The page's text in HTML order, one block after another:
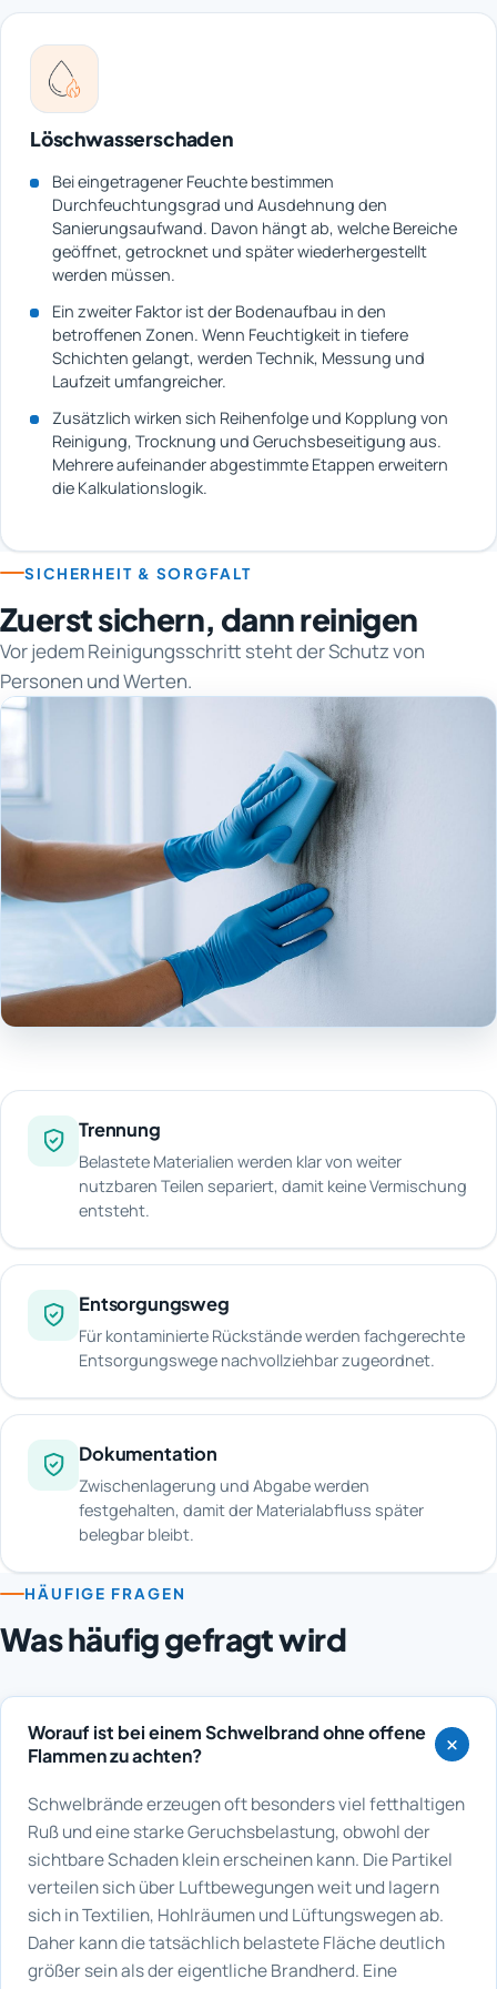
Löschwasserschaden
Bei eingetragener Feuchte bestimmen
Durchfeuchtungsgrad und Ausdehnung den
Sanierungsaufwand. Davon hängt ab, welche Bereiche
geöffnet, getrocknet und später wiederhergestellt
werden müssen.
Ein zweiter Faktor ist der Bodenaufbau in den
betroffenen Zonen. Wenn Feuchtigkeit in tiefere
Schichten gelangt, werden Technik, Messung und
Laufzeit umfangreicher.
Zusätzlich wirken sich Reihenfolge und Kopplung von
Reinigung, Trocknung und Geruchsbeseitigung aus.
Mehrere aufeinander abgestimmte Etappen erweitern
die Kalkulationslogik.
SICHERHEIT & SORGFALT
Zuerst sichern, dann reinigen
Vor jedem Reinigungsschritt steht der Schutz von
Personen und Werten.
Trennung
Belastete Materialien werden klar von weiter
nutzbaren Teilen separiert, damit keine Vermischung
entsteht.
Entsorgungsweg
Für kontaminierte Rückstände werden fachgerechte
Entsorgungswege nachvollziehbar zugeordnet.
Dokumentation
Zwischenlagerung und Abgabe werden
festgehalten, damit der Materialabfluss später
belegbar bleibt.
HÄUFIGE FRAGEN
Was häufig gefragt wird
Worauf ist bei einem Schwelbrand ohne offene
Flammen zu achten?
Schwelbrände erzeugen oft besonders viel fetthaltigen
Ruß und eine starke Geruchsbelastung, obwohl der
sichtbare Schaden klein erscheinen kann. Die Partikel
verteilen sich über Luftbewegungen weit und lagern
sich in Textilien, Hohlräumen und Lüftungswegen ab.
Daher kann die tatsächlich belastete Fläche deutlich
größer sein als der eigentliche Brandherd. Eine